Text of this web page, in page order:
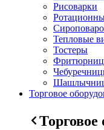
Рисоварки
Тепловые
Тостеры
Торговое
Торговое